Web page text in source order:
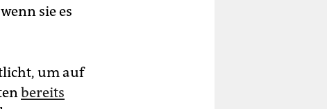
sie es
um auf
bereits